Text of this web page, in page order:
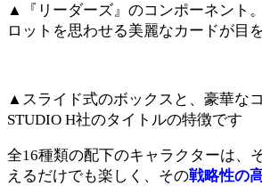
▲『リーダーズ』のコンポーネント
ロットを思わせる美麗なカードが目
▲スライド式のボックスと、豪華な
STUDIO H社のタイトルの特徴です
全16種類の配下のキャラクターは、
えるだけでも楽しく、その戦略性の